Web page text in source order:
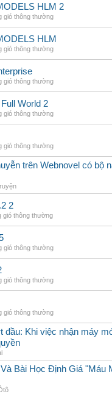
HLM 2
gió thông thường
HLM
gió thông thường
gió thông thường
World 2
gió thông thường
gió thông thường
trên Webnovel có bộ
2
gió thông thường
gió thông thường
gió thông thường
gió thông thường
đầu: Khi việc nhận máy
Bài Học Định Giá "Máu